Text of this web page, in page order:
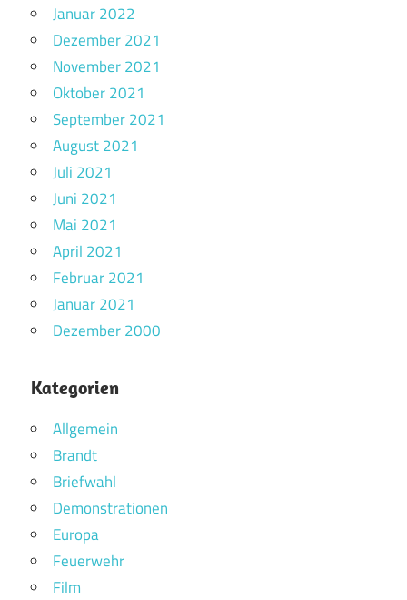
Januar 2022
Dezember 2021
November 2021
Oktober 2021
September 2021
August 2021
Juli 2021
Juni 2021
Mai 2021
April 2021
Februar 2021
Januar 2021
Dezember 2000
Kategorien
Allgemein
Brandt
Briefwahl
Demonstrationen
Europa
Feuerwehr
Film